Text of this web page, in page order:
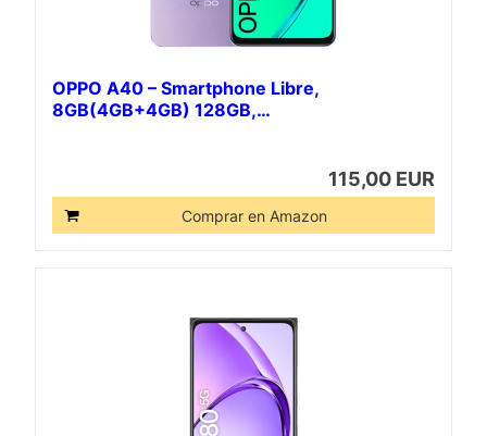
OPPO A40 – Smartphone Libre,
8GB(4GB+4GB) 128GB,…
115,00 EUR
Comprar en Amazon